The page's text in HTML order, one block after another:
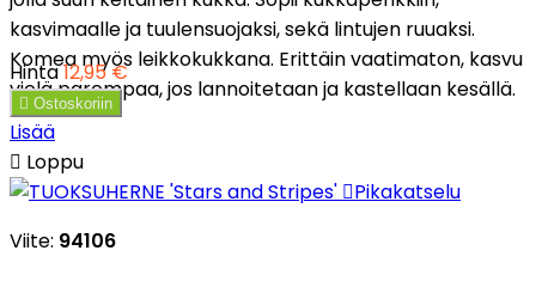
kasvimaalle ja tuulensuojaksi, sekä lintujen ruuaksi.
Komea myös leikkokukkana. Erittäin vaatimaton, kasvu
vielä parempaa, jos lannoitetaan ja kastellaan kesällä.
Hinta12,95 €
 Ostoskoriin
Lisää
 Loppu
Pikakatselu
Viite: 94106